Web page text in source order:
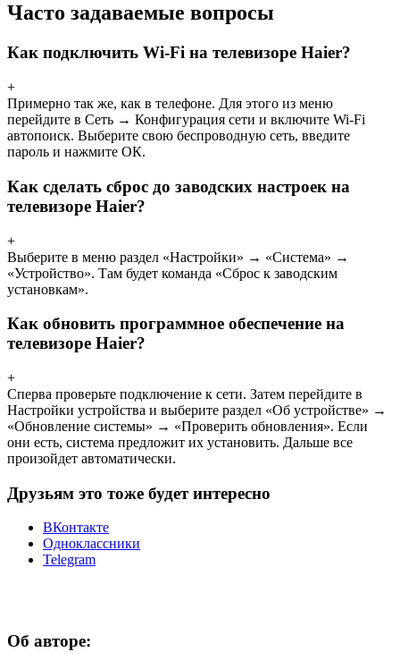
Часто задаваемые вопросы
Как подключить Wi-Fi на телевизоре Haier?
+
Примерно так же, как в телефоне. Для этого из меню
перейдите в Сеть → Конфигурация сети и включите Wi-Fi
автопоиск. Выберите свою беспроводную сеть, введите
пароль и нажмите ОК.
Как сделать сброс до заводских настроек на
телевизоре Haier?
+
Выберите в меню раздел «Настройки» → «Система» →
«Устройство». Там будет команда «Сброс к заводским
установкам».
Как обновить программное обеспечение на
телевизоре Haier?
+
Сперва проверьте подключение к сети. Затем перейдите в
Настройки устройства и выберите раздел «Об устройстве» →
«Обновление системы» → «Проверить обновления». Если
они есть, система предложит их установить. Дальше все
произойдет автоматически.
Друзьям это тоже будет интересно
ВКонтакте
Одноклассники
Telegram
Об авторе: